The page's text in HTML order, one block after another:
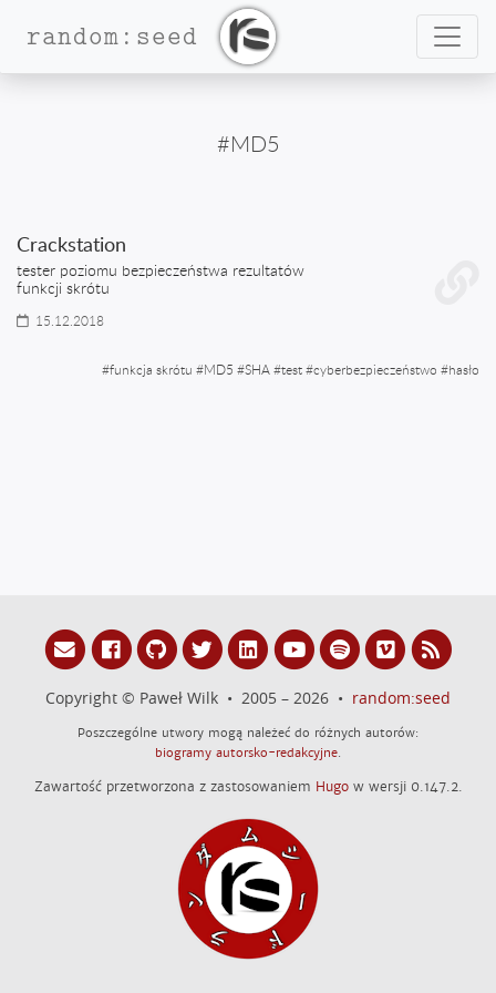
random:seed
#MD5
Crackstation
tester poziomu bezpieczeństwa rezultatów
funkcji skrótu
15.12.2018
#funkcja skrótu #MD5 #SHA#test#cyberbezpieczeństwo #hasło
Copyright © Paweł Wilk • 2005 – 2026 • random:seed
Poszczególne utwory mogą należeć do różnych autorów:
biogramy autorsko-redakcyjne.
Zawartość przetworzona z zastosowaniem Hugow wersji 0.147.2.